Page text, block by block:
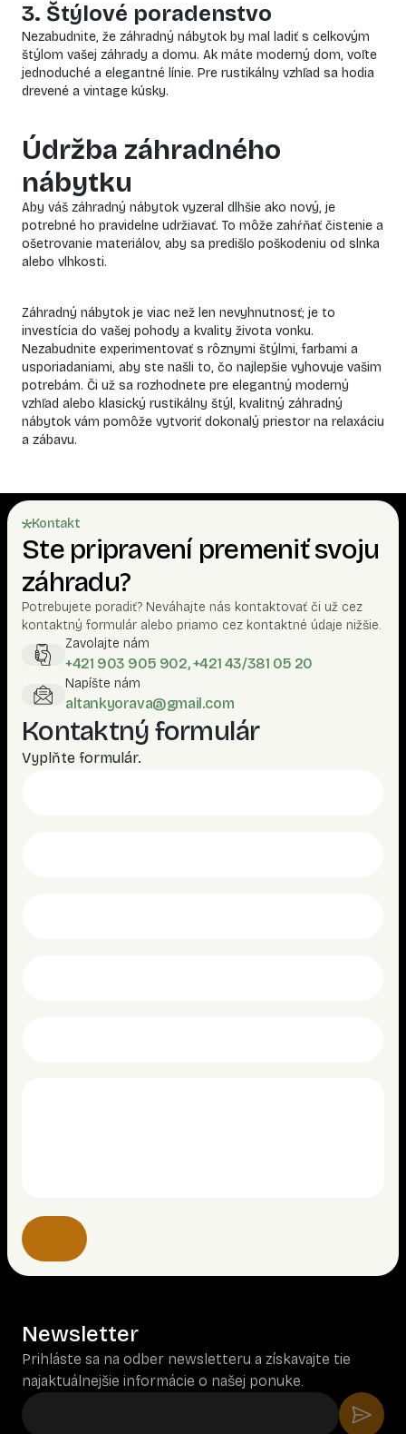
3. Štýlové poradenstvo
Nezabudnite, že záhradný nábytok by mal ladiť s celkovým
štýlom vašej záhrady a domu. Ak máte moderný dom, voľte
jednoduché a elegantné línie. Pre rustikálny vzhľad sa hodia
drevené a vintage kúsky.
Údržba záhradného
nábytku
Aby váš záhradný nábytok vyzeral dlhšie ako nový, je
potrebné ho pravidelne udržiavať. To môže zahŕňať čistenie a
ošetrovanie materiálov, aby sa predišlo poškodeniu od slnka
alebo vlhkosti.
Záhradný nábytok je viac než len nevyhnutnosť; je to
investícia do vašej pohody a kvality života vonku.
Nezabudnite experimentovať s rôznymi štýlmi, farbami a
usporiadaniami, aby ste našli to, čo najlepšie vyhovuje vašim
potrebám. Či už sa rozhodnete pre elegantný moderný
vzhľad alebo klasický rustikálny štýl, kvalitný záhradný
nábytok vám pomôže vytvoriť dokonalý priestor na relaxáciu
a zábavu.
Kontakt
Ste pripravení premeniť svoju
záhradu?
Potrebujete poradiť? Neváhajte nás kontaktovať či už cez
kontaktný formulár alebo priamo cez kontaktné údaje nižšie.
Zavolajte nám
+421 903 905 902, +421 43/381 05 20
Napíšte nám
altankyorava@gmail.com
Kontaktný formulár
Vyplňte formulár.
Newsletter
Prihláste sa na odber newsletteru a získavajte tie
najaktuálnejšie informácie o našej ponuke.